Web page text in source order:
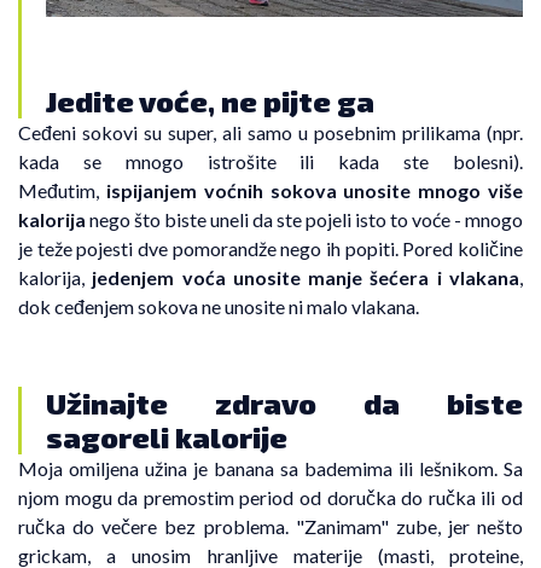
Jedite voće, ne pijte ga
Ceđeni sokovi su super, ali samo u posebnim prilikama (npr.
kada se mnogo istrošite ili kada ste bolesni).
Međutim, ispijanjem voćnih sokova unosite mnogo više
kalorija nego što biste uneli da ste pojeli isto to voće - mnogo
je teže pojesti dve pomorandže nego ih popiti. Pored količine
kalorija, jedenjem voća unosite manje šećera i vlakana,
dok ceđenjem sokova ne unosite ni malo vlakana.
Užinajte zdravo da biste
sagoreli kalorije
Moja omiljena užina je banana sa bademima ili lešnikom. Sa
njom mogu da premostim period od doručka do ručka ili od
ručka do večere bez problema. "Zanimam" zube, jer nešto
grickam, a unosim hranljive materije (masti, proteine,